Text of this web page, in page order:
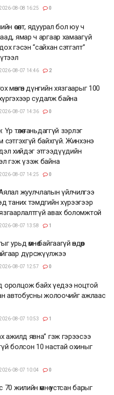
08-08 16:25 0
өсөлт, ядуурал бол юу ч
ямар ч аргаар хамаагүй
гэсэн “сайхан сэтгэлт”
08-07 14:46 2
мөнгөн дүнгийн хязгаарыг 100
хүргэхээр судалж байна
08-07 14:36 0
төлөө таньдаггүй зэрлэг
сэтгэхгүй байхгүй. Жинхэнэ
хийдэг этгээдүүдийн
гэж үзэж байна
08-07 14:25 0
жуулчлалын үйлчилгээ
таних тэмдгийн хүрээгээр
авах боломжтой
08-07 13:58 1
урьд өмнө байгаагүй өндөр
дүрсжүүлжээ
08-07 12:57 0
оролцож байх үедээ ноцтой
автобусны жолоочийг ажлаас
08-07 10:53 1
ажилд явна” гэж гэрээсээ
болсон 10 настай охиныг
08-07 10:04 0
70 жилийн өмнө устсан барыг